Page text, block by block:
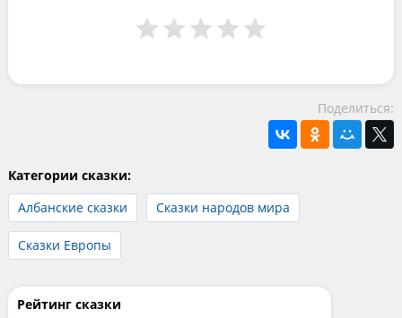
Поделиться:
Категории сказки:
Албанские сказки
Сказки народов мира
Сказки Европы
Рейтинг сказки